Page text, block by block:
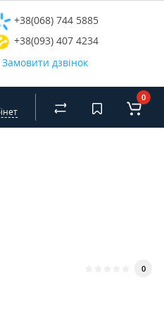
+38(068) 744 5885
+38(093) 407 4234
Замовити дзвінок
0
0